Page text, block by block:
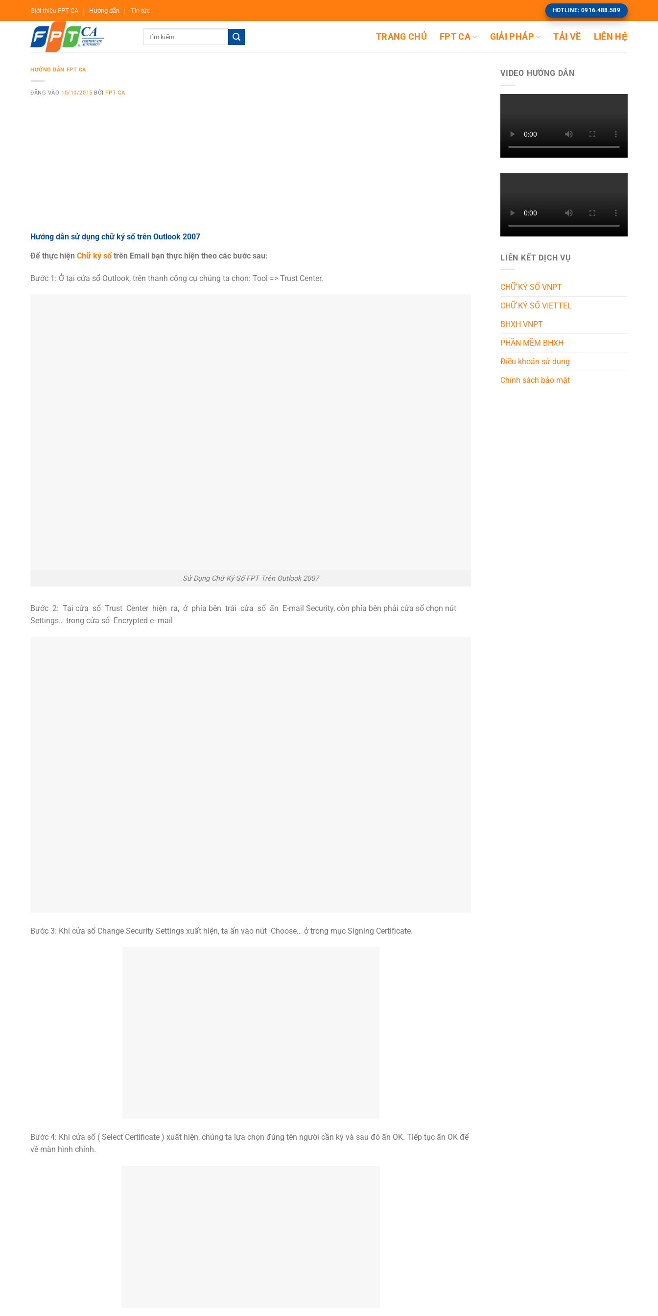
Giới thiệu FPT CA Hướng dẫn Tin tức HOTLINE: 0916.488.589
TRANG CHỦ FPT CA GIẢI PHÁP TẢI VỀ LIÊN HỆ
HƯỚNG DẪN FPT CA
ĐĂNG VÀO 10/10/2015 BỞI FPT CA
Hướng dẫn sử dụng chữ ký số trên Outlook 2007
Để thực hiện Chữ ký sốtrên Email bạn thực hiện theo các bước sau:
Bước 1: Ở tại cửa sổ Outlook, trên thanh công cụ chúng ta chọn: Tool => Trust Center.
Sử Dụng Chữ Ký Số FPT Trên Outlook 2007
Bước 2: Tại cửa sổ Trust Center hiện ra, ở phía bên trái cửa sổ ấn E-mail Security, còn phía bên phải cửa sổ chọn nút
Settings… trong cửa sổ Encrypted e- mail
Bước 3: Khi cửa sổ Change Security Settings xuất hiện, ta ấn vào nút Choose… ở trong mục Signing Certificate.
Bước 4: Khi cửa sổ ( Select Certificate ) xuất hiện, chúng ta lựa chọn đúng tên người cần ký và sau đó ấn OK. Tiếp tục ấn OK để
về màn hình chính.
VIDEO HƯỚNG DẪN
LIÊN KẾT DỊCH VỤ
CHỮ KÝ SỐ VNPT
CHỮ KÝ SỐ VIETTEL
BHXH VNPT
PHẦN MỀM BHXH
Điều khoản sử dụng
Chính sách bảo mật